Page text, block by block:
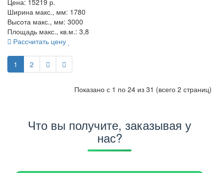
Ширина макс., мм: 1780
Высота макс., мм: 3000
Площадь макс., кв.м.: 3,8
Рассчитать цену
1 2
Показано с 1 по 24 из 31 (всего 2 страниц)
Что вы получите, заказывая у
нас?